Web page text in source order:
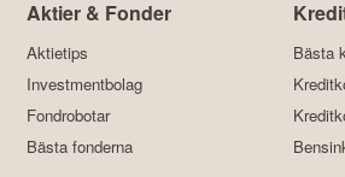
Aktier & Fonder
Aktietips
Investmentbolag
Fondrobotar
Bästa fonderna
Bästa